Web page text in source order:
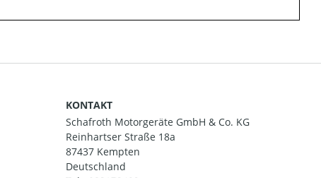
KONTAKT
Schafroth Motorgeräte GmbH & Co. KG
Reinhartser Straße 18a
87437 Kempten
Deutschland